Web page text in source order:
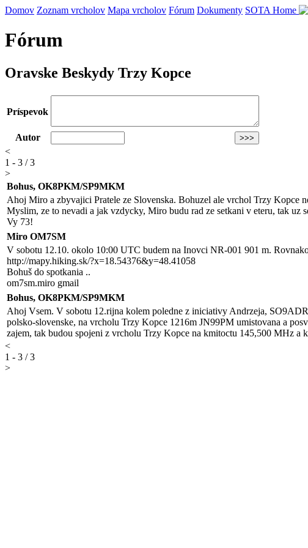
Domov Zoznam vrcholov Mapa vrcholov Fórum Dokumenty SOTA Home
Fórum
Oravske Beskydy Trzy Kopce
Príspevok
Autor
<
1 - 3 / 3
>
Bohus, OK8PKM/SP9MKM
Ahoj Miro a zbyvajici Pratele ze Slovenska. Bohuzel ale vrchol Trzy Kopce
Myslim, ze to nevadi a jak vzdycky, Miro budu rad ze setkani v eteru, tak uz
Vy 73!
Miro OM7SM
V sobotu 12.10. okolo 10:00 UTC budem na Inovci NR-001 901 m.
http://mapy.hiking.sk/?x=18.54376&y=48.41058
Bohuš do spotkania ..
om7sm.miro gmail
Bohus, OK8PKM/SP9MKM
Ahoj Vsem. V sobotu 12.rijna kolem poledne z iniciativy Andrzeja,
polsko-slovenske, na vrcholu Trzy Kopce 1216m JN99PM umistovana a
zajem, tak budou spojeni z vrcholu Trzy Kopce na kmitoctu 145,500 MHz a
<
1 - 3 / 3
>